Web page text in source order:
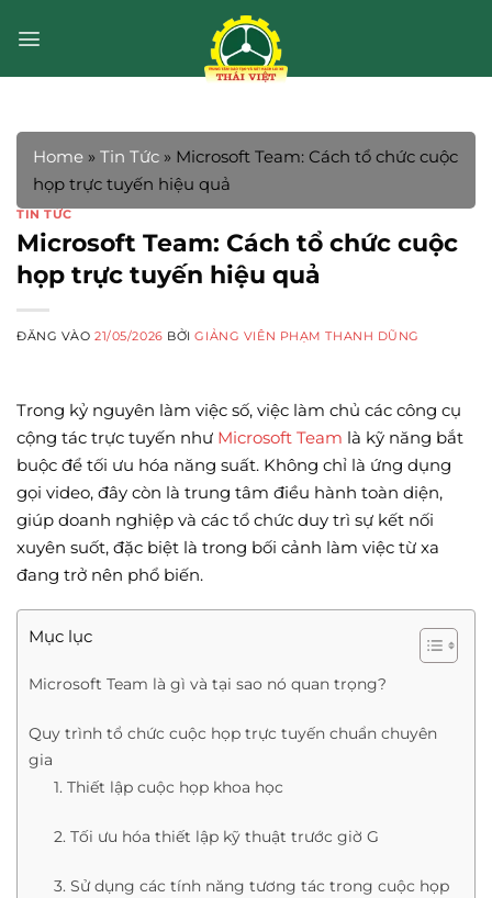
qua
Home » Tin Tức » Microsoft Team: Cách tổ chức cuộc
họp trực tuyến hiệu quả
TIN TỨC
Microsoft Team: Cách tổ chức cuộc
họp trực tuyến hiệu quả
ĐĂNG VÀO21/05/2026 BỞIGIẢNG VIÊN PHẠM THANH DŨNG
Trong kỷ nguyên làm việc số, việc làm chủ các công cụ
cộng tác trực tuyến như Microsoft Team là kỹ năng bắt
buộc để tối ưu hóa năng suất. Không chỉ là ứng dụng
gọi video, đây còn là trung tâm điều hành toàn diện,
giúp doanh nghiệp và các tổ chức duy trì sự kết nối
xuyên suốt, đặc biệt là trong bối cảnh làm việc từ xa
đang trở nên phổ biến.
Mục lục
Microsoft Team là gì và tại sao nó quan trọng?
Quy trình tổ chức cuộc họp trực tuyến chuẩn chuyên
gia
1. Thiết lập cuộc họp khoa học
2. Tối ưu hóa thiết lập kỹ thuật trước giờ G
3. Sử dụng các tính năng tương tác trong cuộc họp